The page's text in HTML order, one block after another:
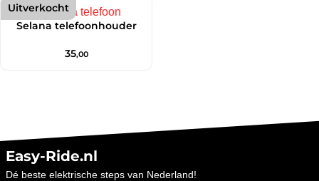
Uitverkocht
Selana telefoonhouder
35,00
Easy-Ride.nl
Dé beste elektrische steps van Nederland!